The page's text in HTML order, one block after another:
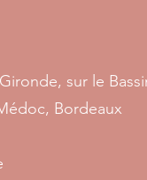
sur le
Bordeaux